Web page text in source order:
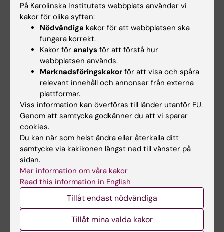
Mer information
Hitta doktorsavhandlingen i KI Open Archive
Tags
Biomedicum Genomik
Innehållsgranskare:
Irene Stevens
Redaktör:Sara Lidman
Sidan uppdaterad:
Dela
På Karolinska Institutets webbplats använder vi
kakor för olika syften:
Nödvändiga kakor för att webbplatsen ska
fungera korrekt.
Kakor för analys för att förstå hur
webbplatsen används.
Marknadsföringskakor för att visa och spåra
relevant innehåll och annonser från externa
plattformar.
Viss information kan överföras till länder utanför EU.
Genom att samtycka godkänner du att vi sparar
cookies.
Du kan när som helst ändra eller återkalla ditt
samtycke via kakikonen längst ned till vänster på
sidan.
Mer information om våra kakor
Read this information in English
Tillåt endast nödvändiga
Tillåt mina valda kakor